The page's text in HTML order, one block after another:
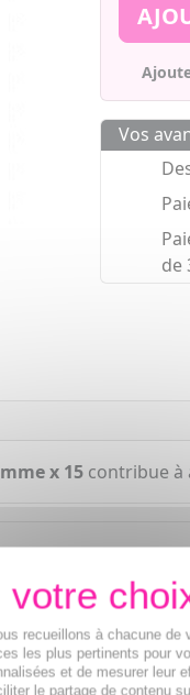
Vos
de
x 15 contribue à
recueillons à chacune
les plus pertinents pour
et de mesurer leur
le partage de contenu